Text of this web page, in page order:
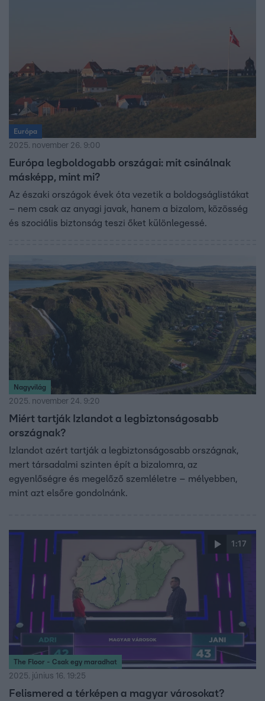
Európa
2025. november 26. 9:00
Európa legboldogabb országai: mit csinálnak
másképp, mint mi?
Az északi országok évek óta vezetik a boldogságlistákat
– nem csak az anyagi javak, hanem a bizalom, közösség
és szociális biztonság teszi őket különlegessé.
Nagyvilág
2025. november 24. 9:20
Miért tartják Izlandot a legbiztonságosabb
országnak?
Izlandot azért tartják a legbiztonságosabb országnak,
mert társadalmi szinten épít a bizalomra, az
egyenlőségre és megelőző szemléletre – mélyebben,
mint azt elsőre gondolnánk.
1:17
The Floor - Csak egy maradhat
2025. június 16. 19:25
Felismered a térképen a magyar városokat?